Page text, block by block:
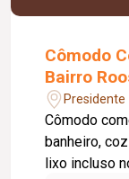
Cômodo
Bairro
Cômodo
banheiro, cozinha ,
lixo incluso